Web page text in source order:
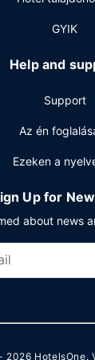
számára egyéni
GYIK
Help and
Support
Az én
Ezeken a
Up for
about news
2026 HotelsOne.